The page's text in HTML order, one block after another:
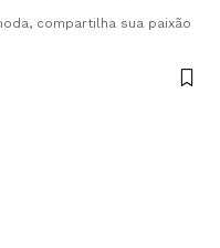
compartilha sua paixão